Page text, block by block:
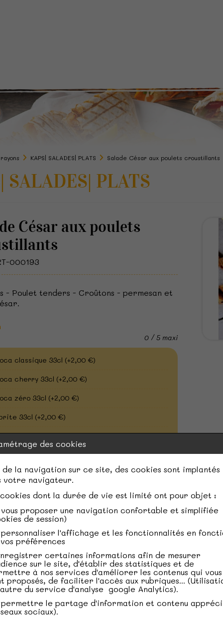
KAPS| SALADES| PLATS Salade César aux poulets croustillants
SALADES| PLATS
César aux poulets
000193
- Poulet tenders - Croûtons - permesan et
0 / 5 maxi
classique 33cl (+2,00 €)
cherry 33cl (+2,00 €)
zéro 33cl (+2,00 €)
33cl (+2,00 €)
33cl(+2,00 €)
orange 33cl(+2,00 €)
citron 33cl(+2,00 €)
fruits de dragon 33cl (+2,00 €)
33cl(+2,00 €)
agrumes 33cl(+2,00 €)
Tea 33cl
tea 33cl (+2,00 €)
maid multifruits 33cl(+2,00 €)
gazeuse Perrier 33cl(+2,00 €)
des cookies
de la navigation sur ce site, des cookies sont implantés
votre navigateur.
dont la durée de vie est limité ont pour objet :
vous proposer une navigation confortable et simplifiée
de session)
personnaliser l'affichage et les fonctionnalités en
préférences
certaines informations afin de mesurer
sur le site, d'établir des statistiques et de
à nos services d'améliorer les contenus qui vous
proposés, de faciliter l'accès aux rubriques...
du service d'analyse google Analytics).
permettre le partage d'information et contenu
sociaux).